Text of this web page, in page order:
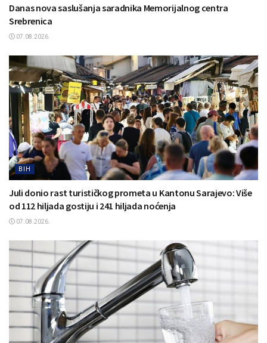
Danas nova saslušanja saradnika Memorijalnog centra
Srebrenica
07.08.2026.
BIH
Juli donio rast turističkog prometa u Kantonu Sarajevo: Više
od 112 hiljada gostiju i 241 hiljada noćenja
07.08.2026.